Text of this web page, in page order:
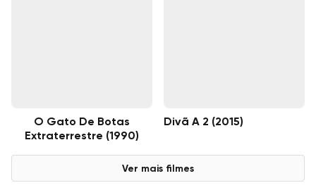
O Gato De Botas
Extraterrestre (1990)
Divã A 2 (2015)
Ver mais filmes